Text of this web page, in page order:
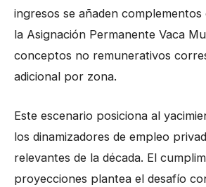
ingresos se añaden
la Asignación Permanente Vaca
conceptos no remunerativos
adicional por zona.
Este escenario posiciona al
los dinamizadores de empleo
relevantes de la década. El
proyecciones plantea el desafío